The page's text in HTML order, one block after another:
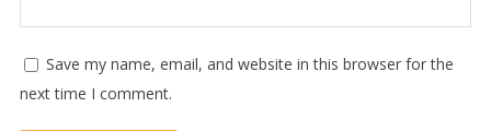
Save my name, email, and website in this browser for the
next time I comment.